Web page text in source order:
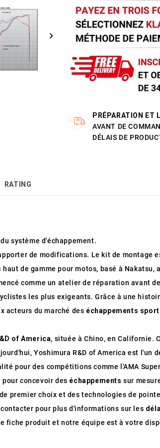
PRÉPARATION ET
AVANT DE
DÉLAIS DE
RATING
système d'échappement.
de modifications. Le kit de montage
haut de gamme pour motos, basé à Nakatsu,
comme un atelier de réparation avant
les plus exigeants. Grâce à une
acteurs du marché des échappements
of America, située à Chino, en Californie.
Yoshimura R&D of America est l'un
pour des compétitions comme l'AMA
concevoir des échappements sur
premier choix et des technologies de
pour plus d'informations sur les
fiche produit et notre équipe est à votre